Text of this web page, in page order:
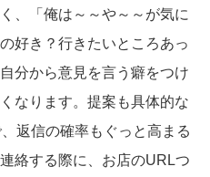
を一緒に送るとお相手に
あれば、ご自身の予定を先
しましょう。
、10日であれば午後2時以
、「俺は～～や～～が気に
好き？行きたいところあっ
分から意見を言う癖をつけ
なります。提案も具体的な
返信の確率もぐっと高まる
絡する際に、お店のURLつ